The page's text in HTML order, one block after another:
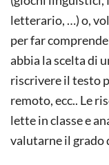
letterario, …) o,
per far
abbia la scelta di
riscrivere il testo
remoto, ecc.. Le
lette in classe e
valutarne il grado